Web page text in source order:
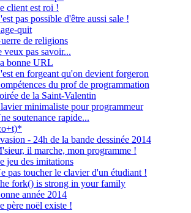
client est roi !
pas possible d'être aussi sale !
quit
de religions
veux pas savoir...
bonne URL
en forgeant qu'on devient forgeron
du prof de programmation
de la Saint-Valentin
minimaliste pour programmeur
soutenance rapide...
- 24h de la bande dessinée 2014
il marche, mon programme !
jeu des imitations
pas toucher le clavier d'un étudiant !
fork() is strong in your family
année 2014
père noël existe !